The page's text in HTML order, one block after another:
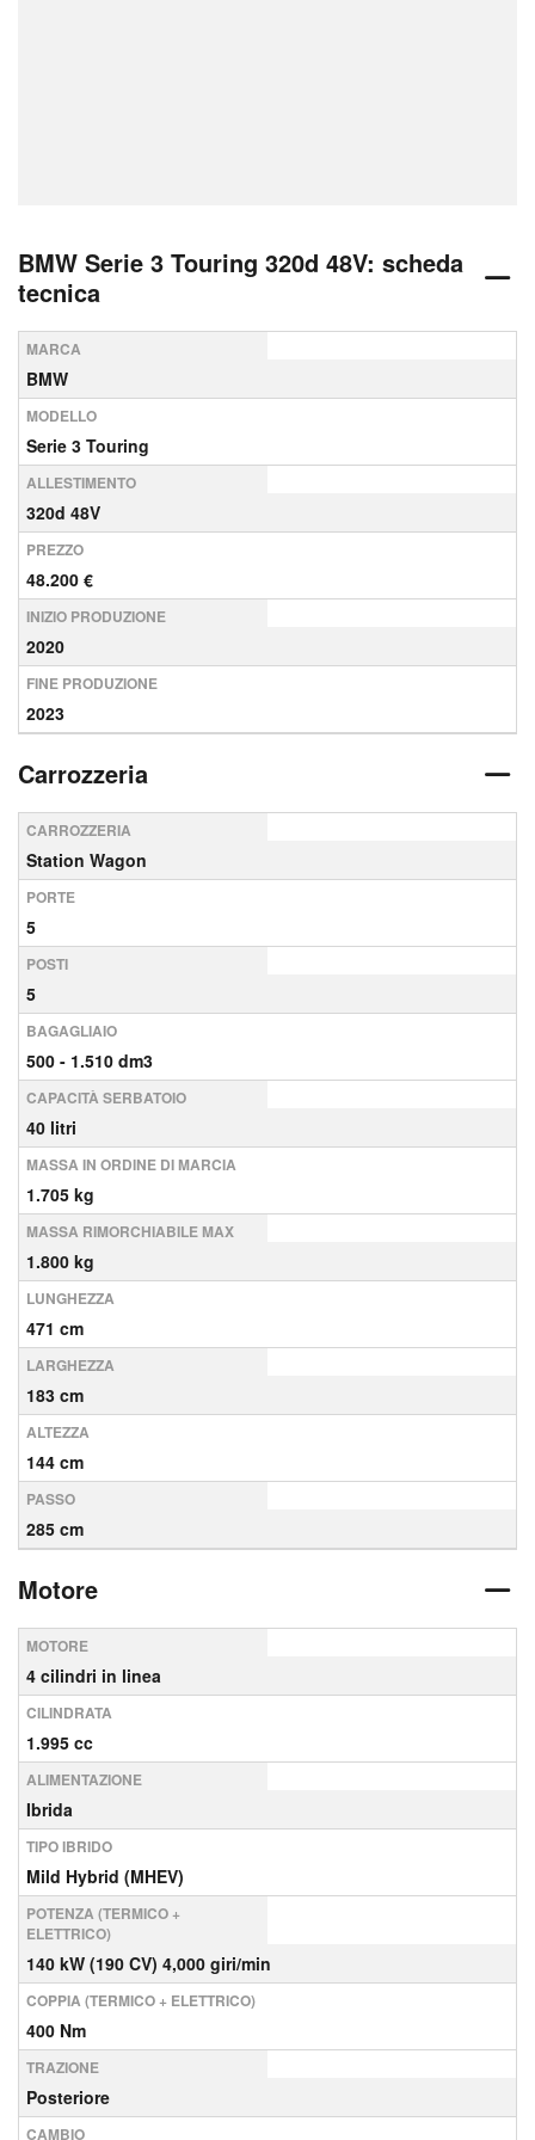
BMW Serie 3 Touring 320d 48V: scheda
tecnica
MARCA
BMW
MODELLO
Serie 3 Touring
ALLESTIMENTO
320d 48V
PREZZO
48.200 €
INIZIO PRODUZIONE
2020
FINE PRODUZIONE
2023
Carrozzeria
CARROZZERIA
Station Wagon
PORTE
5
POSTI
5
BAGAGLIAIO
500 - 1.510 dm3
CAPACITÀ SERBATOIO
40 litri
MASSA IN ORDINE DI MARCIA
1.705 kg
MASSA RIMORCHIABILE MAX
1.800 kg
LUNGHEZZA
471 cm
LARGHEZZA
183 cm
ALTEZZA
144 cm
PASSO
285 cm
Motore
MOTORE
4 cilindri in linea
CILINDRATA
1.995 cc
ALIMENTAZIONE
Ibrida
TIPO IBRIDO
Mild Hybrid (MHEV)
POTENZA (TERMICO +
ELETTRICO)
140 kW (190 CV) 4,000 giri/min
COPPIA (TERMICO + ELETTRICO)
400 Nm
TRAZIONE
Posteriore
CAMBIO